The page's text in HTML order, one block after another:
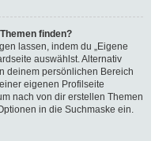
finden?
lassen, indem du „Eigene
auswählst. Alternativ
deinem persönlichen Bereich
eigenen Profilseite
nach von dir erstellen Themen
in die Suchmaske ein.